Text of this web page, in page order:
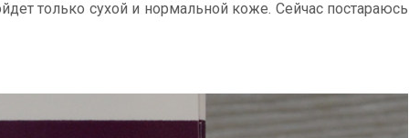
только сухой и нормальной коже. Сейчас постараюсь